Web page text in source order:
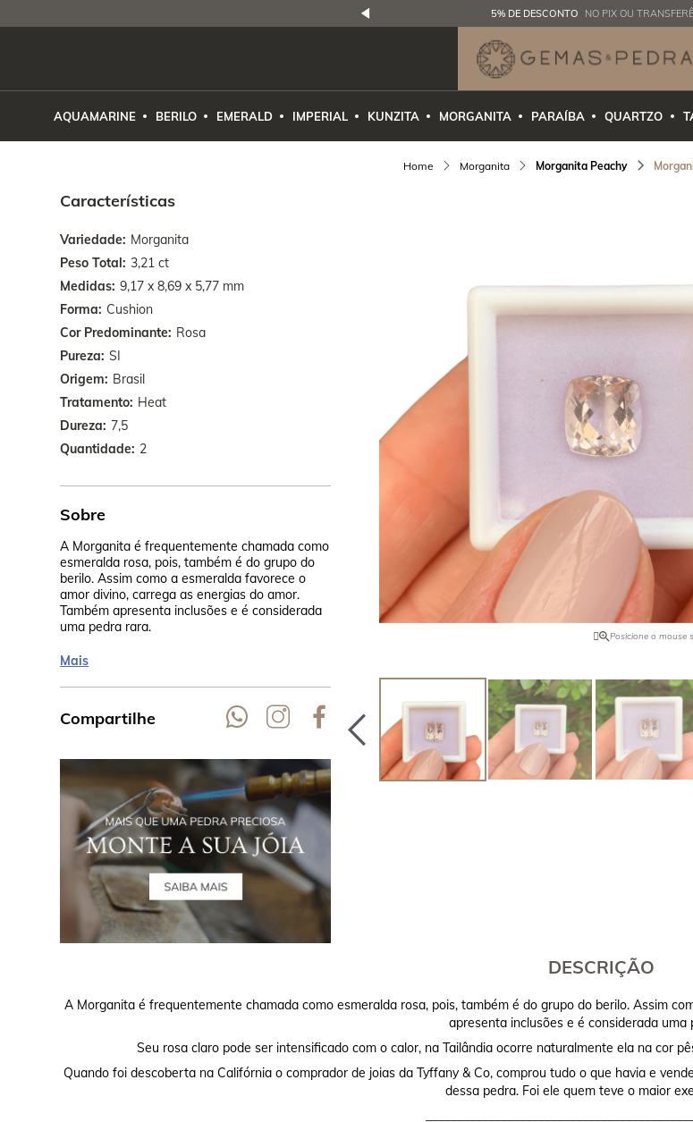
5% DE DESCONTO NO PIX OU
AQUAMARINE BERILO EMERALD IMPERIAL KUNZITA MORGANITA PARAÍBA QUARTZO
Morganita Morganita Peachy
Características
Variedade Morganita
Peso Total 3,21 ct
Medidas 9,17 x 8,69 x 5,77 mm
Forma Cushion
Cor Predominante Rosa
Pureza SI
Origem Brasil
Tratamento Heat
Dureza 7,5
Quantidade 2
Sobre
A Morganita é frequentemente chamada como
esmeralda rosa, pois, também é do grupo do
berilo. Assim como a esmeralda favorece o
amor divino, carrega as energias do amor.
Também apresenta inclusões e é considerada
uma pedra rara.
Seu rosa claro pode ser intensificado com o
calor, na Tailândia ocorre naturalmente ela na
cor pêssego. Encontrada no Brasil, Tailândia,
Madagascar, Africa e EUA.
Quando foi
comprador de
tudo o que
de pedras
o nome dessa
maior exemplar
Mais
Compartilhe
Posicione o mouse
DESCRIÇÃO
A Morganita é frequentemente chamada como esmeralda rosa, pois, também é do grupo do berilo. Assim
apresenta inclusões e é considerada uma
Seu rosa claro pode ser intensificado com o calor, na Tailândia ocorre naturalmente ela na cor
Quando foi descoberta na Califórnia o comprador de joias da Tyffany & Co, comprou tudo o que havia e
dessa pedra. Foi ele quem teve o maior